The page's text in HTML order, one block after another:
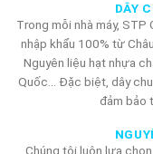
DÂY
Trong mỗi nhà máy,
nhập khẩu 100% từ
Nguyên liệu hạt nhựa
Quốc… Đặc biệt, dây
đảm bảo
Chúng tôi luôn lựa